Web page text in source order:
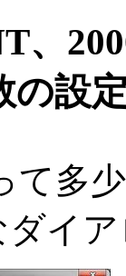
、
の設
て多
イ